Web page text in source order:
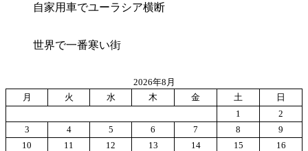
自家用車でユーラシア横断
世界で一番寒い街
2026年8月
月
火 水 木 金 土
日
1
2
3
4 5 6 7 8
9
10
11 12 13 14 15
16